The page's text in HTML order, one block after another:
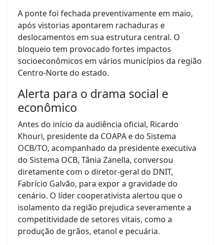
A ponte foi fechada preventivamente em maio,
após vistorias apontarem rachaduras e
deslocamentos em sua estrutura central. O
bloqueio tem provocado fortes impactos
socioeconômicos em vários municípios da região
Centro-Norte do estado.
Alerta para o drama social e
econômico
Antes do início da audiência oficial, Ricardo
Khouri, presidente da COAPA e do Sistema
OCB/TO, acompanhado da presidente executiva
do Sistema OCB, Tânia Zanella, conversou
diretamente com o diretor-geral do DNIT,
Fabrício Galvão, para expor a gravidade do
cenário. O líder cooperativista alertou que o
isolamento da região prejudica severamente a
competitividade de setores vitais, como a
produção de grãos, etanol e pecuária.